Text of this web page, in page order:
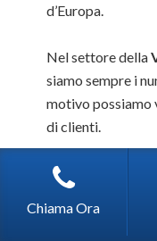
d’Europa.
Nel settore della
siamo sempre i
motivo possiamo
di clienti.
Ci piace
durare nel
compito, ma
Chiama Ora